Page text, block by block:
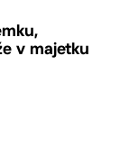
v majetku